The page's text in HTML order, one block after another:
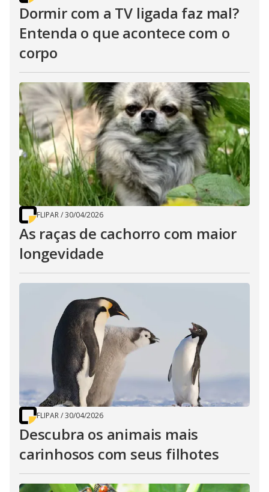
Dormir com a TV ligada faz mal?
Entenda o que acontece com o
corpo
FLIPAR/30/04/2026
As raças de cachorro com maior
longevidade
FLIPAR/30/04/2026
Descubra os animais mais
carinhosos com seus filhotes